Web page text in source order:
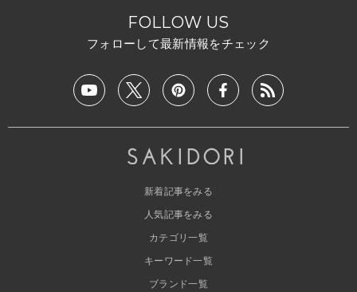
FOLLOW US
フォローして最新情報をチェック
新着記事をみる
人気記事をみる
カテゴリ一覧
キーワード一覧
ブランド一覧